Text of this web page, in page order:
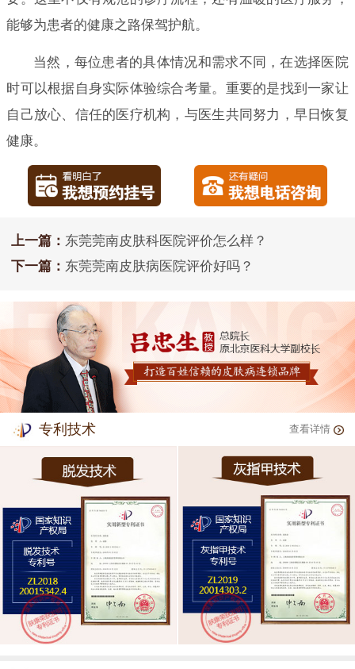
能够为患者的健康之路保驾护航。
当然，每位患者的具体情况和需求不同，在选择医院
时可以根据自身实际体验综合考量。重要的是找到一家让
自己放心、信任的医疗机构，与医生共同努力，早日恢复
健康。
上一篇： 东莞莞南皮肤科医院评价怎么样？
下一篇： 东莞莞南皮肤病医院评价好吗？
专利技术 查看详情